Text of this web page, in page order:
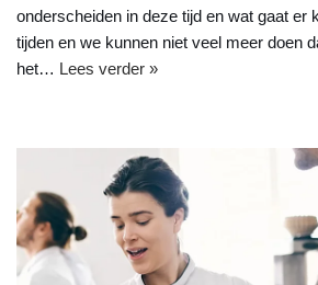
onderscheiden in deze tijd en wat gaat er
tijden en we kunnen niet veel meer doen
het… Lees verder »